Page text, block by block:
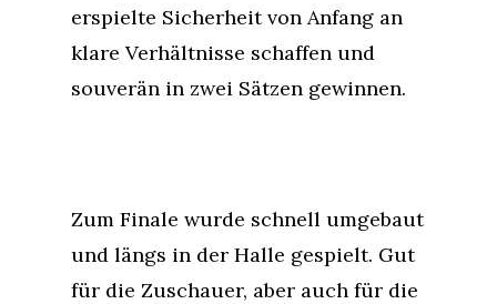
erspielte Sicherheit von Anfang an
klare Verhältnisse schaffen und
souverän in zwei Sätzen gewinnen.
Zum Finale wurde schnell umgebaut
und längs in der Halle gespielt. Gut
für die Zuschauer, aber auch für die